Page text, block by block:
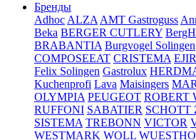
Бренды
Adhoc ALZA AMT Gastroguss
Beka BERGER CUTLERY
BRABANTIA Burgvogel Solingen
COMPOSEEAT CRISTEMA
Felix Solingen Gastrolux
Kuchenprofi Lava Maisingers
OLYMPIA PEUGEOT ROBERT
RUFFONI SABATIER SCHOTT
SISTEMA TREBONN VICTOR
WESTMARK WOLL